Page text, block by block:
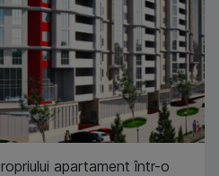
apartament într-o